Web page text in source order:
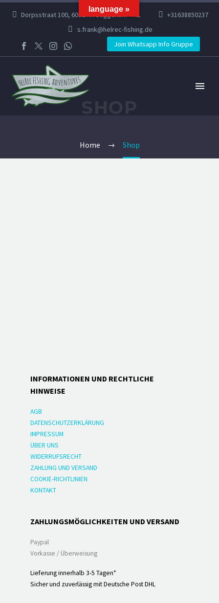
Dorpsstraat 100, 6082 AR Buggenum – NL
+31638850237
s.frank@helrec-fishing.de
Join Whatsapp Info Gruppe
Home Shop
INFORMATIONEN UND RECHTLICHE
HINWEISE
AGB
DATENSCHUTZERKLÄRUNG
IMPRESSUM
ÜBER UNS
WIDERRUFSRECHT
ZAHLUNG UND VERSAND
COOKIE-RICHTLINIEN
KONTAKT
ZAHLUNGSMÖGLICHKEITEN UND VERSAND
Paypal
Vorkasse / Überweisung
Lieferung innerhalb 3-5 Tagen*
Sicher und zuverlässig mit Deutsche Post DHL
language »